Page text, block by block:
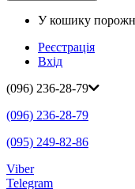
У кошику
Реєстрація
Вхід
(096) 236-28-79
(096) 236-28-79
(095) 249-82-86
Viber
Telegram